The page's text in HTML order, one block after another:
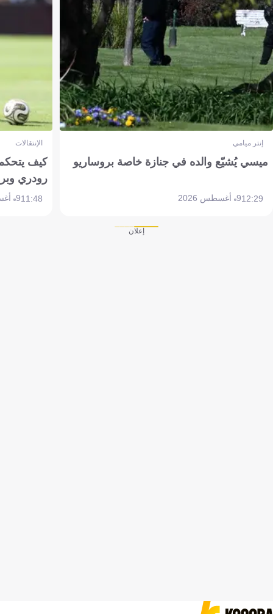
إنتر ميامي
ميسي يُشيّع والده في جنازة خاصة بروساريو
12:299 أغسطس 2026
الإنتقالات
كيف
رودري
11:489 أغسطس 2026
إعلان